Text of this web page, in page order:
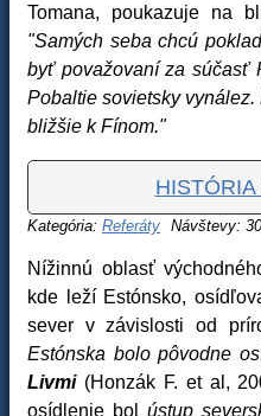
Tomana, poukazuje na
"Samých seba chcú
byť považovaní za súčasť
Pobaltie sovietsky
bližšie k Fínom."
Kategória: Referáty Návštevy:
Nížinnú oblasť
kde leží Estónsko,
sever v závislosti od
Estónska bolo pôvodne
Livmi(Honzák F. et al,
osídlenie bol ústup